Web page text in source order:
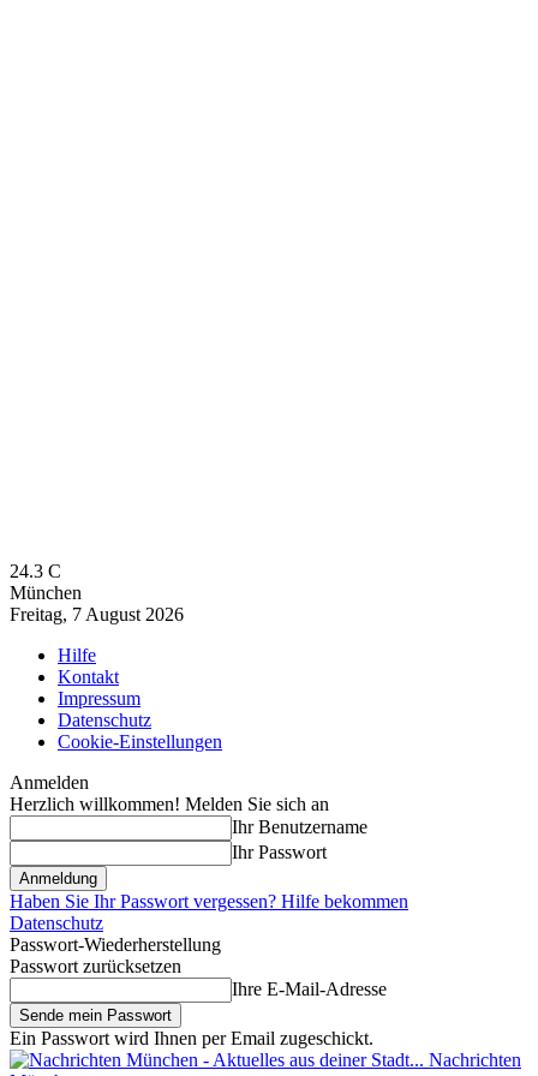
24.3 C
München
Freitag, 7 August 2026
Hilfe
Kontakt
Impressum
Datenschutz
Cookie-Einstellungen
Anmelden
Herzlich willkommen! Melden Sie sich an
Ihr Benutzername
Ihr Passwort
Haben Sie Ihr Passwort vergessen? Hilfe bekommen
Datenschutz
Passwort-Wiederherstellung
Passwort zurücksetzen
Ihre E-Mail-Adresse
Ein Passwort wird Ihnen per Email zugeschickt.
Nachrichten